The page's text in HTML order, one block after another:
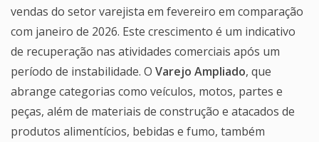
vendas do setor varejista em fevereiro em comparação
com janeiro de 2026. Este crescimento é um indicativo
de recuperação nas atividades comerciais após um
período de instabilidade. O Varejo Ampliado, que
abrange categorias como veículos, motos, partes e
peças, além de materiais de construção e atacados de
produtos alimentícios, bebidas e fumo, também